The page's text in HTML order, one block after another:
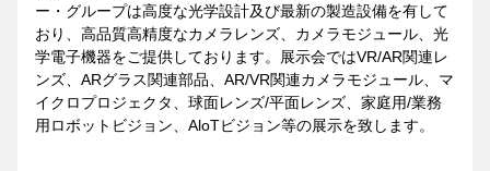
ー・グループは高度な光学設計及び最新の製造設備を有して
おり、高品質高精度なカメラレンズ、カメラモジュール、光
学電子機器をご提供しております。展示会ではVR/AR関連レ
ンズ、ARグラス関連部品、AR/VR関連カメラモジュール、マ
イクロプロジェクタ、球面レンズ/平面レンズ、家庭用/業務
用ロボットビジョン、AloTビジョン等の展示を致します。